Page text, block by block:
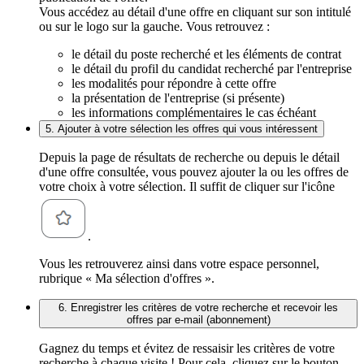
Vous accédez au détail d'une offre en cliquant sur son intitulé
ou sur le logo sur la gauche. Vous retrouvez :
le détail du poste recherché et les éléments de contrat
le détail du profil du candidat recherché par l'entreprise
les modalités pour répondre à cette offre
la présentation de l'entreprise (si présente)
les informations complémentaires le cas échéant
5. Ajouter à votre sélection les offres qui vous intéressent
Depuis la page de résultats de recherche ou depuis le détail
d'une offre consultée, vous pouvez ajouter la ou les offres de
votre choix à votre sélection. Il suffit de cliquer sur l'icône
.
Vous les retrouverez ainsi dans votre espace personnel,
rubrique « Ma sélection d'offres ».
6. Enregistrer les critères de votre recherche et recevoir les
offres par e-mail (abonnement)
Gagnez du temps et évitez de ressaisir les critères de votre